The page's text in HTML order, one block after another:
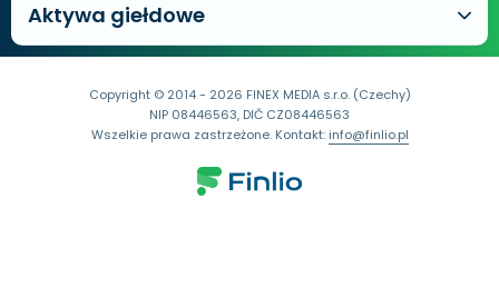
Aktywa giełdowe
Copyright © 2014 - 2026 FINEX MEDIA s.r.o. (Czechy)
NIP 08446563, DIČ CZ08446563
Wszelkie prawa zastrzeżone. Kontakt:info@finlio.pl